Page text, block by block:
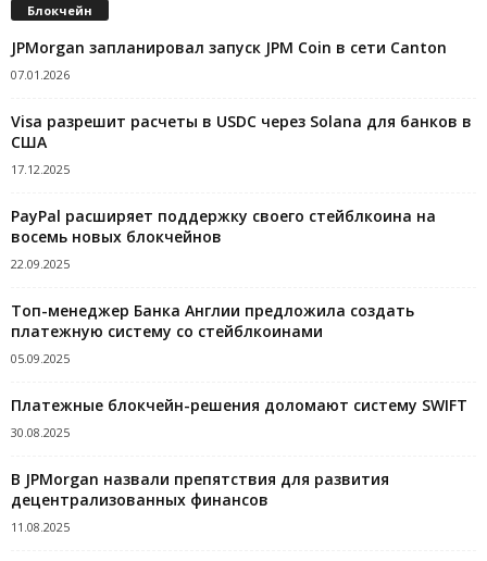
Блокчейн
JPMorgan запланировал запуск JPM Coin в сети Canton
07.01.2026
Visa разрешит расчеты в USDC через Solana для банков в
США
17.12.2025
PayPal расширяет поддержку своего стейблкоина на
восемь новых блокчейнов
22.09.2025
Топ-менеджер Банка Англии предложила создать
платежную систему со стейблкоинами
05.09.2025
Платежные блокчейн-решения доломают систему SWIFT
30.08.2025
В JPMorgan назвали препятствия для развития
децентрализованных финансов
11.08.2025